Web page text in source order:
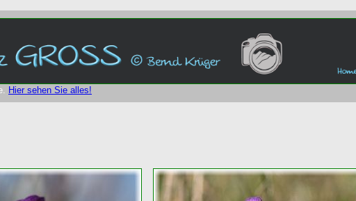
Hier sehen Sie alles!